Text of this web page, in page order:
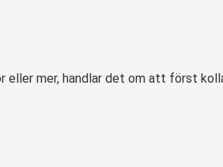
eller mer, handlar det om att först